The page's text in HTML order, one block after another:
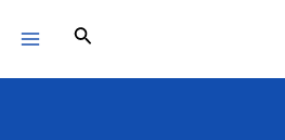
Buscar